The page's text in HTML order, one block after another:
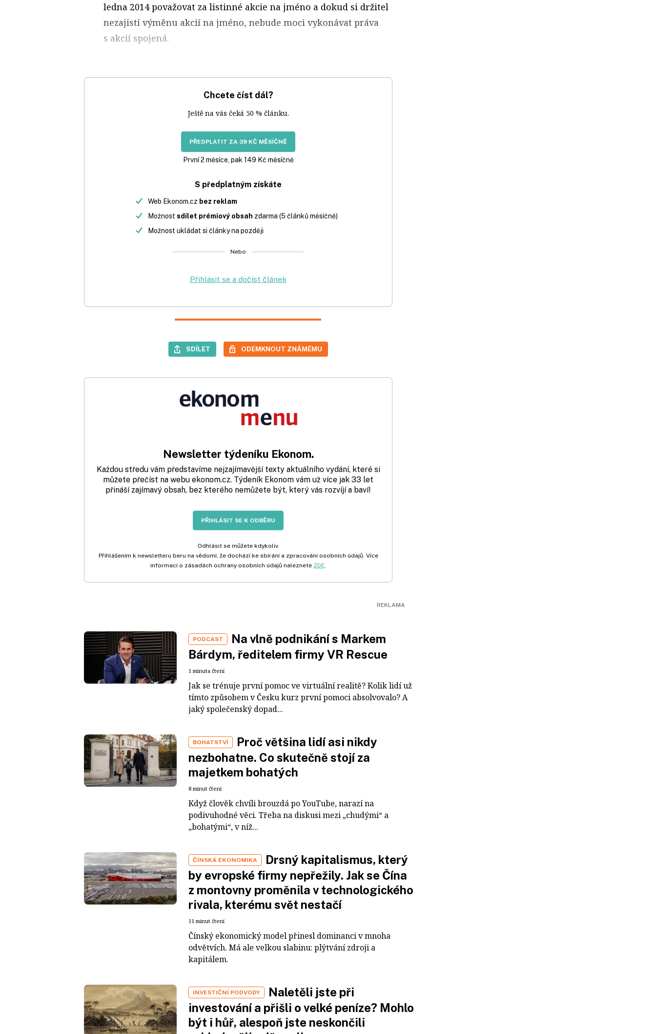
ledna 2014 považovat za listinné akcie na jméno a dokud si držitel
nezajistí výměnu akcií na jméno, nebude moci vykonávat práva
s akcií spojená.
Chcete číst dál?
Ještě na vás čeká 50 % článku.
PŘEDPLATIT ZA 39 KČ MĚSÍČNĚ
První 2 měsíce, pak 149 Kč měsíčně
S předplatným získáte
Web Ekonom.cz bez reklam
Možnost sdílet prémiový obsah zdarma (5 článků měsíčně)
Možnost ukládat si články na později
Nebo
Přihlásit se a dočíst článek
SDÍLET ODEMKNOUT ZNÁMÉMU
Newsletter týdeníku Ekonom.
Každou středu vám představíme nejzajímavější texty aktuálního vydání, které si
můžete přečíst na webu ekonom.cz. Týdeník Ekonom vám už více jak 33 let
přináší zajímavý obsah, bez kterého nemůžete být, který vás rozvíjí a baví!
PŘIHLÁSIT SE K ODBĚRU
Odhlásit se můžete kdykoliv.
Přihlášením k newsletteru beru na vědomí, že dochází ke sbírání a zpracování osobních údajů. Více
informací o zásadách ochrany osobních údajů naleznete ZDE
PODCAST
Na vlně podnikání s Markem
Bárdym, ředitelem firmy VR Rescue
1 minuta čtení
Jak se trénuje první pomoc ve virtuální realitě? Kolik lidí už
tímto způsobem v Česku kurz první pomoci absolvovalo? A
jaký společenský dopad...
BOHATSTVÍ
Proč většina lidí asi nikdy
nezbohatne. Co skutečně stojí za
majetkem bohatých
8 minut čtení
Když člověk chvíli brouzdá po YouTube, narazí na
podivuhodné věci. Třeba na diskusi mezi „chudými“ a
„bohatými“, v níž...
ČÍNSKÁ EKONOMIKA
Drsný kapitalismus, který
by evropské firmy nepřežily. Jak se Čína
z montovny proměnila v technologického
rivala, kterému svět nestačí
11 minut čtení
Čínský ekonomický model přinesl dominanci v mnoha
odvětvích. Má ale velkou slabinu: plýtvání zdroji a
kapitálem.
INVESTIČNÍ PODVODY
Naletěli jste při
investování a přišli o velké peníze? Mohlo
být i hůř, alespoň jste neskončili